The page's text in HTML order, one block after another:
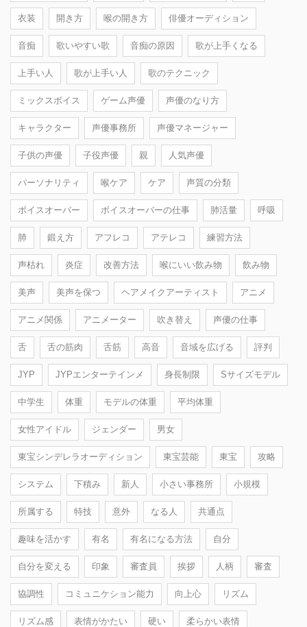
衣装 開き方 喉の開き方 俳優オーディション
音痴 歌いやすい歌 音痴の原因 歌が上手くなる
上手い人 歌が上手い人 歌のテクニック
ミックスボイス ゲーム声優 声優のなり方
キャラクター 声優事務所 声優マネージャー
子供の声優 子役声優 親 人気声優
パーソナリティ 喉ケア ケア 声質の分類
ボイスオーバー ボイスオーバーの仕事 肺活量 呼吸
肺 鍛え方 アフレコ アテレコ 練習方法
声枯れ 炎症 改善方法 喉にいい飲み物 飲み物
美声 美声を保つ ヘアメイクアーティスト アニメ
アニメ関係 アニメーター 吹き替え 声優の仕事
舌 舌の筋肉 舌筋 高音 音域を広げる 評判
JYP JYPエンターテインメ 身長制限 Sサイズモデル
中学生 体重 モデルの体重 平均体重
女性アイドル ジェンダー 男女
東宝シンデレラオーディション 東宝芸能 東宝 攻略
システム 下積み 新人 小さい事務所 小規模
所属する 特技 意外 なる人 共通点
趣味を活かす 有名 有名になる方法 自分
自分を変える 印象 審査員 挨拶 人柄 審査
協調性 コミュニケション能力 向上心 リズム
リズム感 表情がかたい 硬い 柔らかい表情